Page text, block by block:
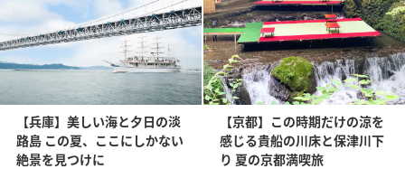
【兵庫】美しい海と夕日の淡
路島 この夏、ここにしかない
絶景を見つけに
【京都】この時期だけの涼を
感じる貴船の川床と保津川下
り 夏の京都満喫旅